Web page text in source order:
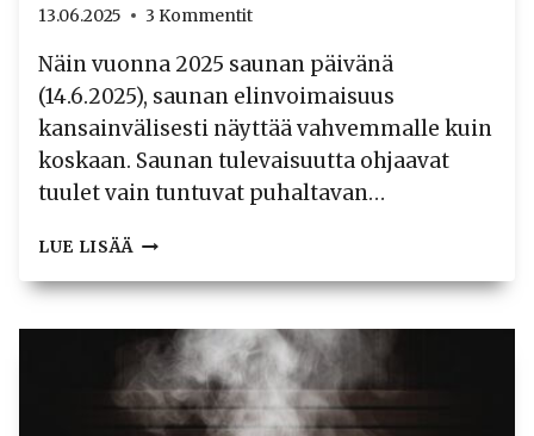
13.06.2025 3 Kommentit
Näin vuonna 2025 saunan päivänä
(14.6.2025), saunan elinvoimaisuus
kansainvälisesti näyttää vahvemmalle kuin
koskaan. Saunan tulevaisuutta ohjaavat
tuulet vain tuntuvat puhaltavan…
LUE LISÄÄ MITEN
SUOMALAISEN